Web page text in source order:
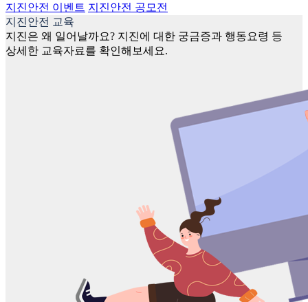
지진안전 이벤트 지진안전 공모전
지진안전 교육
지진은 왜 일어날까요? 지진에 대한 궁금증과 행동요령 등
상세한 교육자료를 확인해보세요.